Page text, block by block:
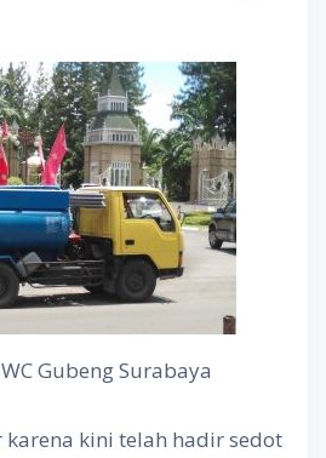
Gubeng Surabaya
kini telah hadir sedot